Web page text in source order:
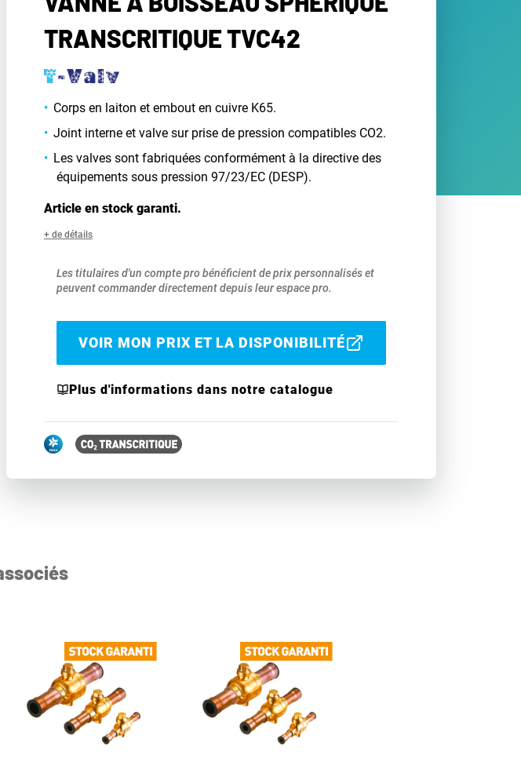
TRANSCRITIQUE TVC42
Corps en laiton et embout en cuivre K65.
Joint interne et valve sur prise de pression compatibles CO2.
Les valves sont fabriquées conformément à la directive des
équipements sous pression 97/23/EC (DESP).
Article en stock garanti.
+ de détails
Les titulaires d'un compte pro bénéficient de prix personnalisés et
peuvent commander directement depuis leur espace pro.
VOIR MON PRIX ET LA DISPONIBILITÉ
Plus d'informations dans notre catalogue